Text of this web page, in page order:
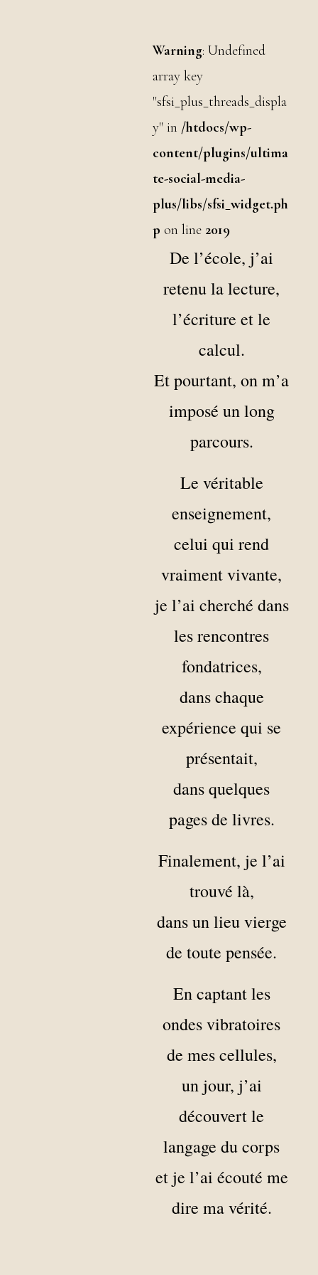
Warning: Undefined
array key
"sfsi_plus_threads_displa
y" in /htdocs/wp-
content/plugins/ultima
te-social-media-
plus/libs/sfsi_widget.ph
p on line 2019
De l’école, j’ai
retenu la lecture,
l’écriture et le
calcul.
Et pourtant, on m’a
imposé un long
parcours.
Le véritable
enseignement,
celui qui rend
vraiment vivante,
je l’ai cherché dans
les rencontres
fondatrices,
dans chaque
expérience qui se
présentait,
dans quelques
pages de livres.
Finalement, je l’ai
trouvé là,
dans un lieu vierge
de toute pensée.
En captant les
ondes vibratoires
de mes cellules,
un jour, j’ai
découvert le
langage du corps
et je l’ai écouté me
dire ma vérité.